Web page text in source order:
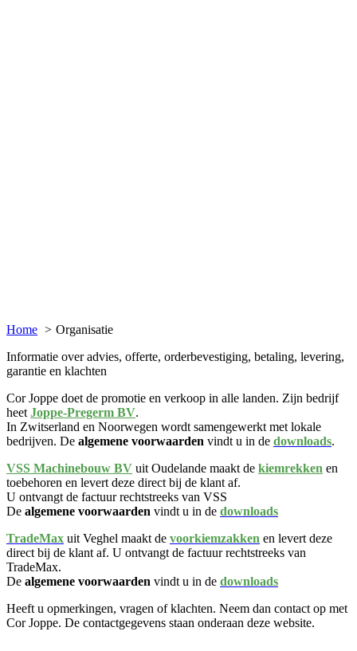
Home
Organisatie
Informatie over advies, offerte, orderbevestiging, betaling, levering,
garantie en klachten
Cor Joppe doet de promotie en verkoop in alle landen. Zijn bedrijf
heet Joppe-Pregerm BV.
In Zwitserland en Noorwegen wordt samengewerkt met lokale
bedrijven. De algemene voorwaarden vindt u in de downloads.
VSS Machinebouw BV uit Oudelande maakt de kiemrekken en
toebehoren en levert deze direct bij de klant af.
U ontvangt de factuur rechtstreeks van VSS
De algemene voorwaarden vindt u in de downloads
TradeMax uit Veghel maakt de voorkiemzakken en levert deze
direct bij de klant af. U ontvangt de factuur rechtstreeks van
TradeMax.
De algemene voorwaarden vindt u in de downloads
Heeft u opmerkingen, vragen of klachten. Neem dan contact op met
Cor Joppe. De contactgegevens staan onderaan deze website.